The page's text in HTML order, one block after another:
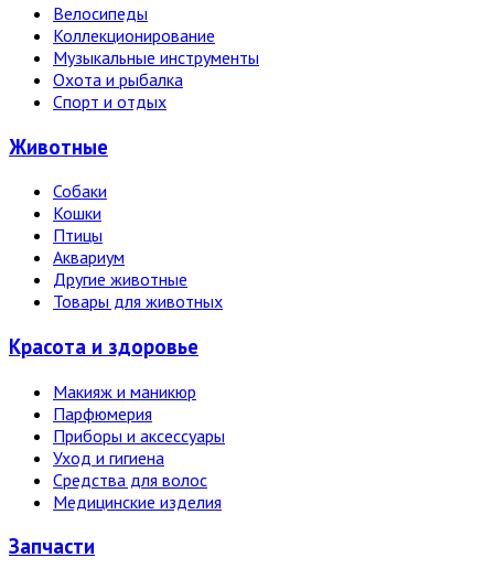
Велосипеды
Коллекционирование
Музыкальные инструменты
Охота и рыбалка
Спорт и отдых
Животные
Собаки
Кошки
Птицы
Аквариум
Другие животные
Товары для животных
Красота и здоровье
Макияж и маникюр
Парфюмерия
Приборы и аксессуары
Уход и гигиена
Средства для волос
Медицинские изделия
Запчасти